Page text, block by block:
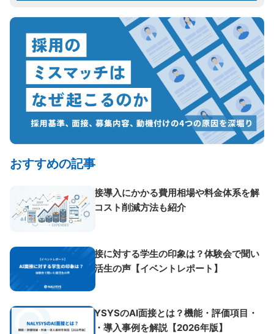
おすすめの記事
AI面接導入にかかる費用相場や料金体系を解
説！コスト削減方法も紹介
AI面接に対する学生の印象は？体験会で聞い
た就活生の声【イベントレポート】
NALYSYSのAI面接とは？機能・評価項目・
料金・導入事例を解説【2026年版】